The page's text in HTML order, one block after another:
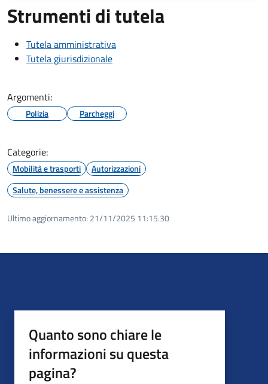
Strumenti di tutela
Tutela amministrativa
Tutela giurisdizionale
Argomenti:
Polizia Parcheggi
Categorie:
Mobilità e trasporti
Autorizzazioni
Salute, benessere e assistenza
Ultimo aggiornamento: 21/11/2025 11:15.30
Quanto sono chiare le
informazioni su questa
pagina?